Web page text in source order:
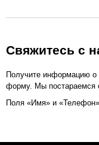
Свяжитесь с
Получите информацию о
форму. Мы постараемся
Поля «Имя» и